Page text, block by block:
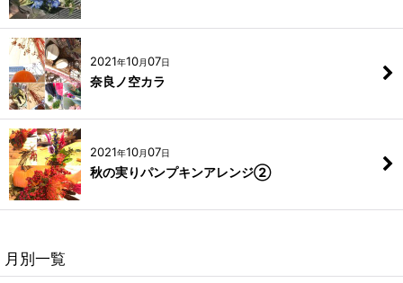
2021年10月07日
奈良ノ空カラ
2021年10月07日
秋の実りパンプキンアレンジ②
月別一覧